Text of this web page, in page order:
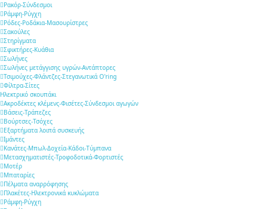
Ρακόρ-Σύνδεσμοι
Ράμφη-Ρύγχη
Ρόδες-Ροδάκια-Μασουρίστρες
Σακούλες
Στηρίγματα
Σφικτήρες-Κυάθια
Σωλήνες
Σωλήνες μετάγγισης υγρών-Αντάπτορες
Τσιμούχες-Φλάντζες-Στεγανωτικά O'ring
Φίλτρα-Σίτες
Ηλεκτρικό σκουπάκι
Ακροδέκτες κλέμενς-Φισέτες-Σύνδεσμοι αγωγών
Βάσεις-Τράπεζες
Βούρτσες-Τσόχες
Εξαρτήματα λοιπά συσκευής
Ιμάντες
Κανάτες-Μπωλ-Δοχεία-Κάδοι-Τύμπανα
Μετασχηματιστές-Τροφοδοτικά-Φορτιστές
Μοτέρ
Μπαταρίες
Πέλματα αναρρόφησης
Πλακέτες-Ηλεκτρονικά κυκλώματα
Ράμφη-Ρύγχη